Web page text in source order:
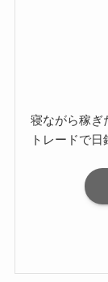
寝ながら稼ぎ
トレードで